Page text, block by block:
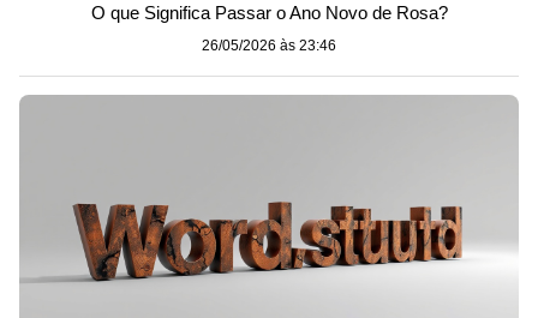
O que Significa Passar o Ano Novo de Rosa?
26/05/2026 às 23:46